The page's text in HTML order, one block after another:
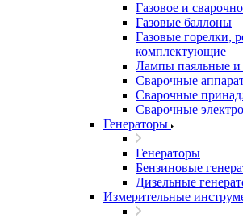
Газовое и
Газовые баллоны
Газовые горелки,
комплектующие
Лампы паяльные
Сварочные
Сварочные
Сварочные
Генераторы
Генераторы
Бензиновые
Дизельные
Измерительные